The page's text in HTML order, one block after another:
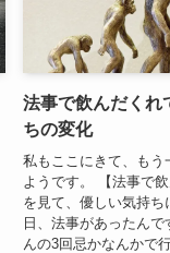
法事で飲んだくれ
ちの変化
私もここにきて、もう
ようです。 【法事で
を見て、優しい気持
日、法事があったん
んの3回忌かなんかで